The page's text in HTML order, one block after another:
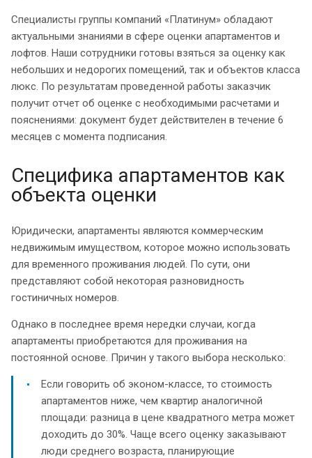
Специалисты группы компаний «Платинум» обладают
актуальными знаниями в сфере оценки апартаментов и
лофтов. Наши сотрудники готовы взяться за оценку как
небольших и недорогих помещений, так и объектов класса
люкс. По результатам проведенной работы заказчик
получит отчет об оценке с необходимыми расчетами и
пояснениями: документ будет действителен в течение 6
месяцев с момента подписания.
Специфика апартаментов как
объекта оценки
Юридически, апартаменты являются коммерческим
недвижимым имуществом, которое можно использовать
для временного проживания людей. По сути, они
представляют собой некоторая разновидность
гостиничных номеров.
Однако в последнее время нередки случаи, когда
апартаменты приобретаются для проживания на
постоянной основе. Причин у такого выбора несколько:
Если говорить об эконом-классе, то стоимость
апартаментов ниже, чем квартир аналогичной
площади: разница в цене квадратного метра может
доходить до 30%. Чаще всего оценку заказывают
люди среднего возраста, планирующие